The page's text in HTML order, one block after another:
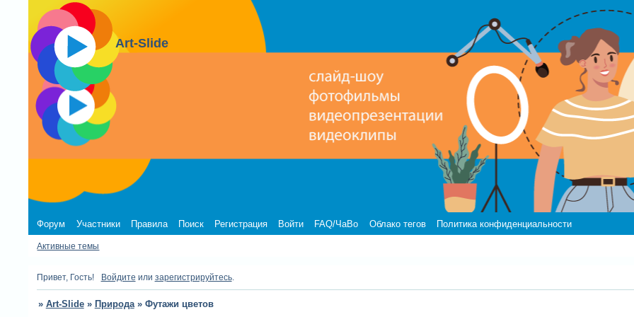
Art-Slide
Форум Участники Правила Поиск Регистрация Войти FAQ/ЧаВо Облако тегов Политика конфиденциальности
Активные темы
Привет, Гость! Войдите или зарегистрируйтесь.
» Art-Slide » Природа » Футажи цветов